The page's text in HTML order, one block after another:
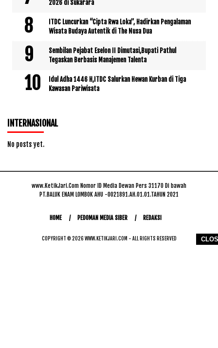
2026 di Sukarara
ITDC Luncurkan “Cipta Rwa Loka”, Hadirkan Pengalaman
Wisata Budaya Autentik di The Nusa Dua
Sembilan Pejabat Eselon II Dimutasi,Bupati Pathul
Tegaskan Berbasis Manajemen Talenta
Idul Adha 1446 H,ITDC Salurkan Hewan Kurban di Tiga
Kawasan Pariwisata
INTERNASIONAL
No posts yet.
www.KetikJari.Com Nomor ID Media Dewan Pers 31170 Di bawah
PT.BALUK ENAM LOMBOK AHU -0021891.AH.01.01.TAHUN 2021
HOME PEDOMAN MEDIA SIBER REDAKSI
COPYRIGHT © 2026 WWW.KETIKJARI.COM - ALL RIGHTS RESERVED